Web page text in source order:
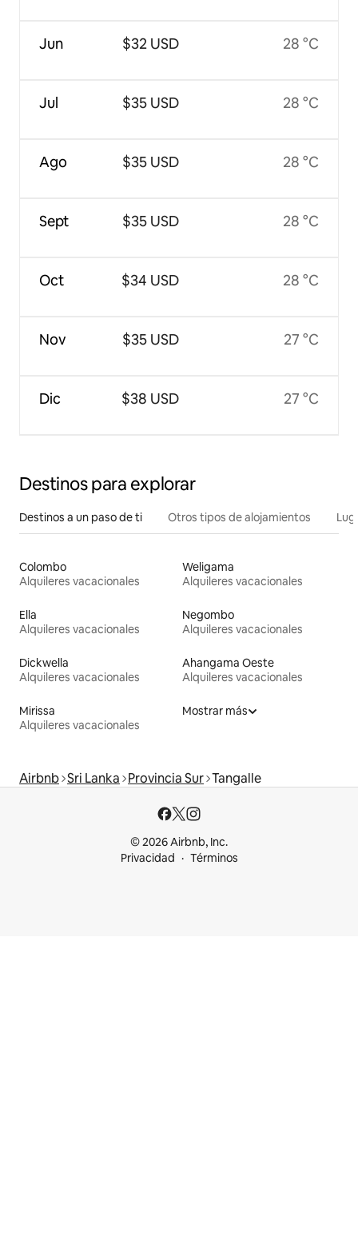
Jun
Jul
Ago
Sept
Oct
Nov
Dic
$32 USD
$35 USD
$35 USD
$35 USD
$34 USD
$35 USD
$38 USD
28 °C
28 °C
28 °C
28 °C
28 °C
27 °C
27 °C
Destinos para explorar
Destinos a un paso de ti Otros tipos de alojamientos
Colombo
Alquileres vacacionales
Weligama
Alquileres vacacionales
Ella
Alquileres vacacionales
Negombo
Alquileres vacacionales
Dickwella
Alquileres vacacionales
Ahangama Oeste
Alquileres vacacionales
Mirissa
Alquileres vacacionales
Mostrar más
Airbnb Sri Lanka Provincia Sur Tangalle
© 2026 Airbnb, Inc.
Privacidad
Términos